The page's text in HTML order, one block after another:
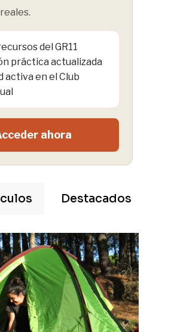
del GR11
práctica actualizada
activa en el Club
ahora
Destacados